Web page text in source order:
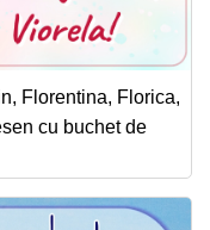
Florentina, Florica,
cu buchet de